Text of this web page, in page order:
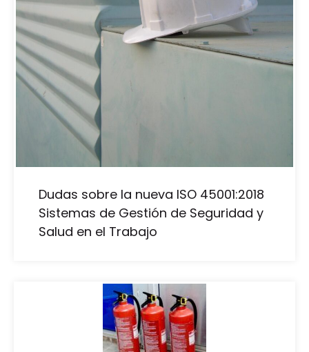
Dudas sobre la nueva ISO 45001:2018
Sistemas de Gestión de Seguridad y
Salud en el Trabajo